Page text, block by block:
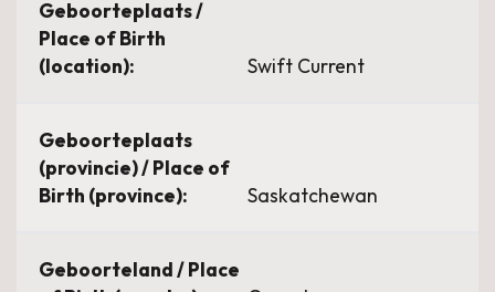
Geboorteplaats /
Place of Birth
(location):
Swift Current
Geboorteplaats
(provincie) / Place of
Birth (province):
Saskatchewan
Geboorteland / Place